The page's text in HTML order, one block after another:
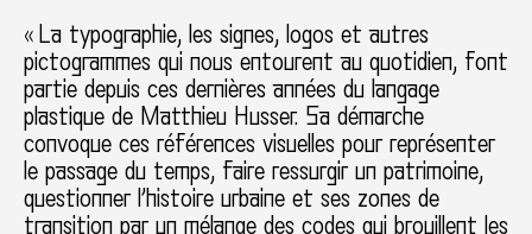
« La typographie, les signes, logos et autres
pictogrammes qui nous entourent au quotidien, font
partie depuis ces dernières années du langage
plastique de Matthieu Husser. Sa démarche
convoque ces références visuelles pour représenter
le passage du temps, faire ressurgir un patrimoine,
questionner l’histoire urbaine et ses zones de
transition par un mélange des codes qui brouillent les